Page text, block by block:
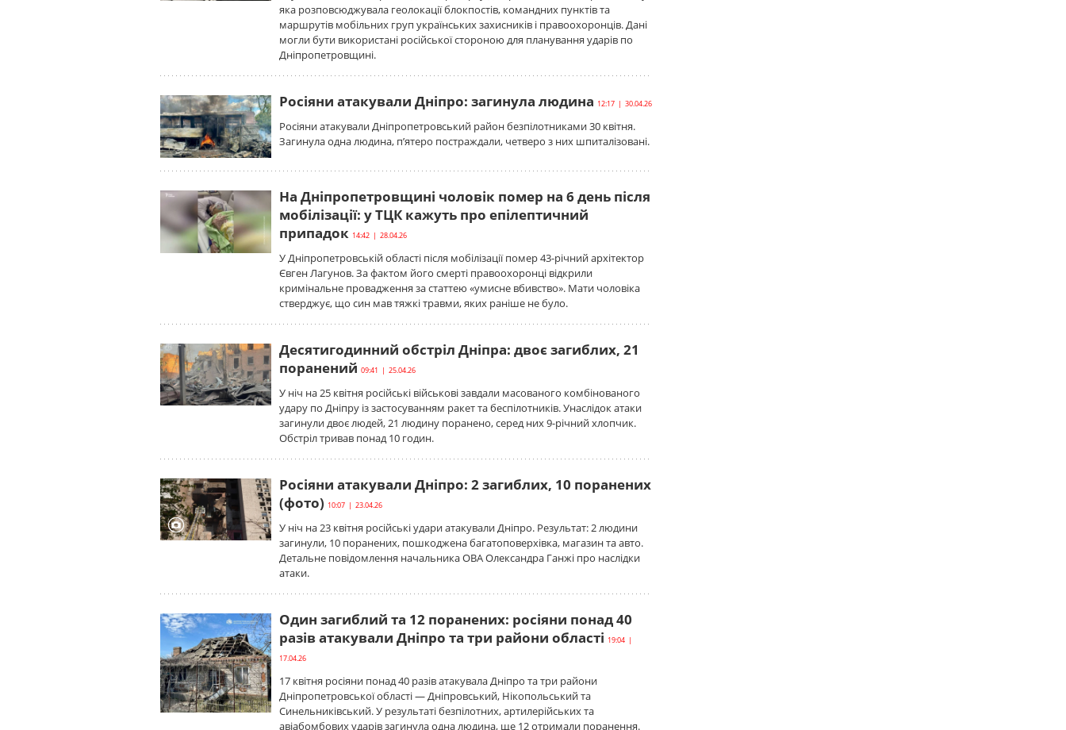
яка розповсюджувала геолокації блокпостів, командних пунктів та
маршрутів мобільних груп українських захисників і правоохоронців. Дані
могли бути використані російської стороною для планування ударів по
Дніпропетровщині.
Росіяни атакували Дніпро: загинула людина 12:17 | 30.04.26
Росіяни атакували Дніпропетровський район безпілотниками 30 квітня.
Загинула одна людина, п’ятеро постраждали, четверо з них шпиталізовані.
На Дніпропетровщині чоловік помер на 6 день після
мобілізації: у ТЦК кажуть про епілептичний
припадок 14:42 | 28.04.26
У Дніпропетровській області після мобілізації помер 43-річний архітектор
Євген Лагунов. За фактом його смерті правоохоронці відкрили
кримінальне провадження за статтею «умисне вбивство». Мати чоловіка
стверджує, що син мав тяжкі травми, яких раніше не було.
Десятигодинний обстріл Дніпра: двоє загиблих, 21
поранений 09:41 | 25.04.26
У ніч на 25 квітня російські військові завдали масованого комбінованого
удару по Дніпру із застосуванням ракет та беспілотників. Унаслідок атаки
загинули двоє людей, 21 людину поранено, серед них 9-річний хлопчик.
Обстріл тривав понад 10 годин.
Росіяни атакували Дніпро: 2 загиблих, 10 поранених
(фото) 10:07 | 23.04.26
У ніч на 23 квітня російські удари атакували Дніпро. Результат: 2 людини
загинули, 10 поранених, пошкоджена багатоповерхівка, магазин та авто.
Детальне повідомлення начальника ОВА Олександра Ганжі про наслідки
атаки.
Один загиблий та 12 поранених: росіяни понад 40
разів атакували Дніпро та три райони області 19:04 |
17.04.26
17 квітня росіяни понад 40 разів атакувала Дніпро та три райони
Дніпропетровської області — Дніпровський, Нікопольський та
Синельниківський. У результаті безпілотних, артилерійських та
авіабомбових ударів загинула одна людина, ще 12 отримали поранення.